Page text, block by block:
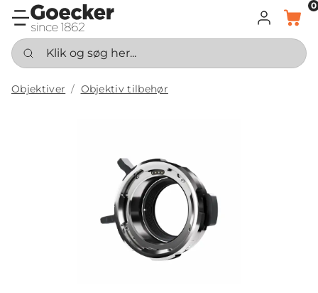
LOG INDKURV
0
Klik og søg her...
Objektiver Objektiv tilbehør